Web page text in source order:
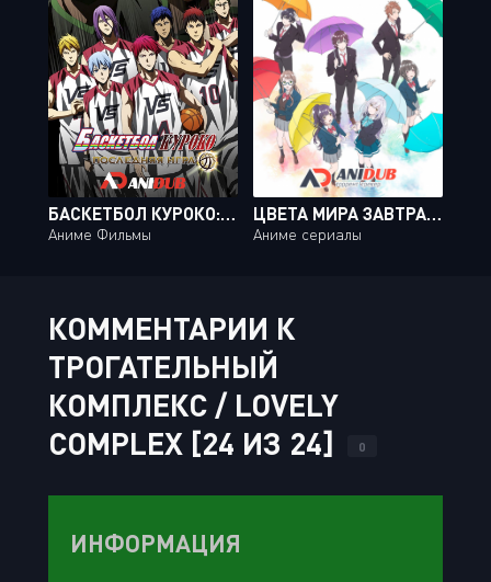
Аниме Фильмы Аниме сериалы
КОММЕНТАРИИ К
ТРОГАТЕЛЬНЫЙ
КОМПЛЕКС / LOVELY
COMPLEX [24 ИЗ 24]
0
ИНФОРМАЦИЯ